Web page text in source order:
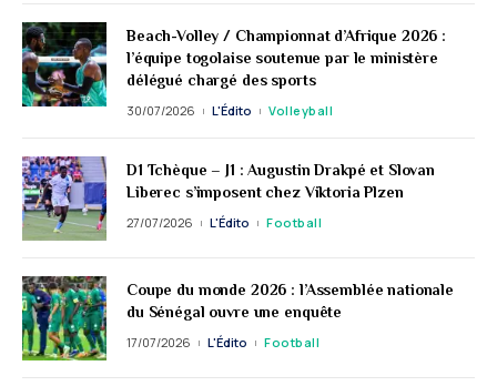
Beach-Volley / Championnat d’Afrique 2026 :
l’équipe togolaise soutenue par le ministère
délégué chargé des sports
30/07/2026 L'Édito Volleyball
D1 Tchèque – J1 : Augustin Drakpé et Slovan
Liberec s’imposent chez Viktoria Plzen
27/07/2026 L'Édito Football
Coupe du monde 2026 : l’Assemblée nationale
du Sénégal ouvre une enquête
17/07/2026 L'Édito Football